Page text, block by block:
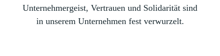
Unternehmergeist, Vertrauen und Solidarität sind
in unserem Unternehmen fest verwurzelt.